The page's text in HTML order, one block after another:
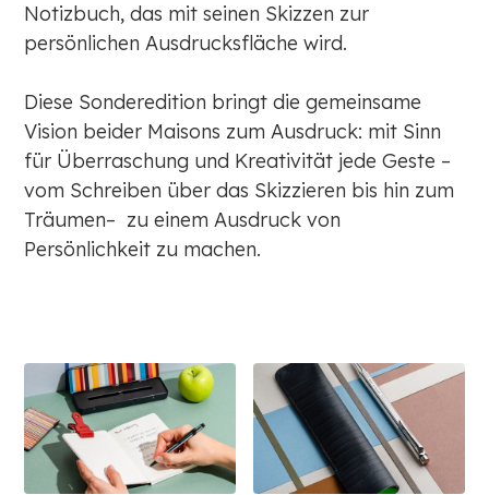
Notizbuch, das mit seinen Skizzen zur
persönlichen Ausdrucksfläche wird.
Diese Sonderedition bringt die gemeinsame
Vision beider Maisons zum Ausdruck: mit Sinn
für Überraschung und Kreativität jede Geste –
vom Schreiben über das Skizzieren bis hin zum
Träumen– zu einem Ausdruck von
Persönlichkeit zu machen.